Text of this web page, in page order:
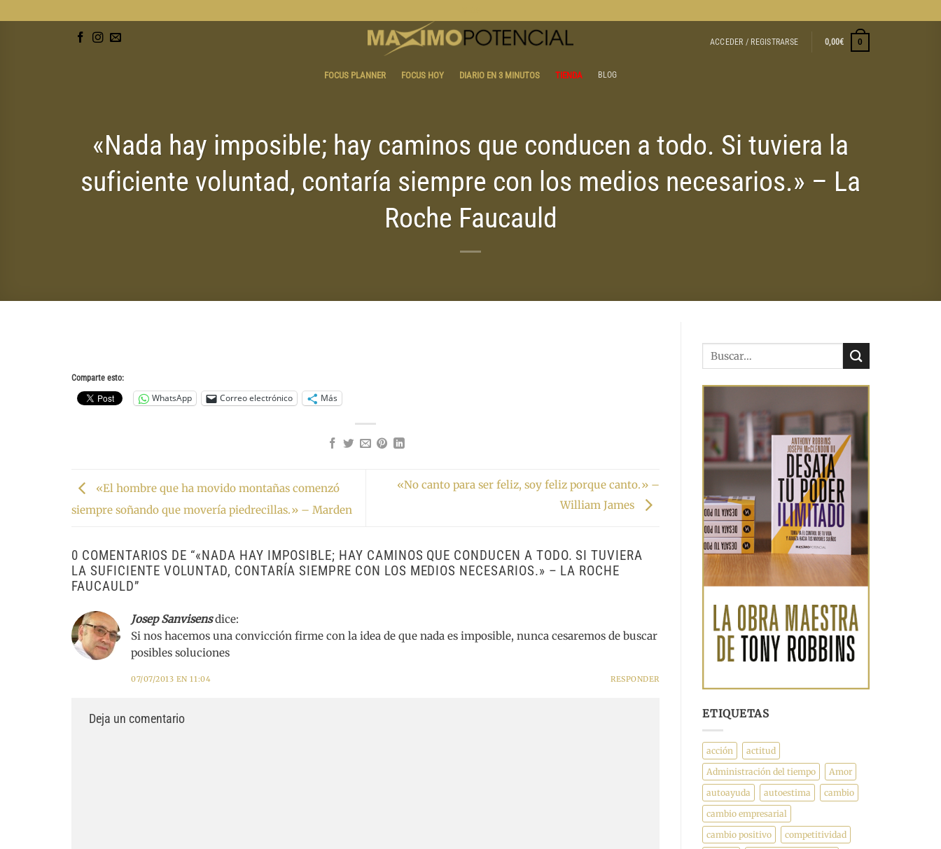
al
ACCEDER / REGISTRARSE 0,00€ 0
FOCUS PLANNER FOCUS HOY DIARIO EN 3 MINUTOS TIENDA BLOG
«Nada hay imposible; hay caminos que conducen a todo. Si tuviera la
suficiente voluntad, contaría siempre con los medios necesarios.» – La
Roche Faucauld
Comparte esto:
WhatsApp Correo electrónico Más
«El hombre que ha movido montañas comenzó
siempre soñando que movería piedrecillas.» – Marden
«No canto para ser feliz, soy feliz porque canto.» –
William James
0 COMENTARIOS DE “«NADA HAY IMPOSIBLE; HAY CAMINOS QUE CONDUCEN A TODO. SI TUVIERA
LA SUFICIENTE VOLUNTAD, CONTARÍA SIEMPRE CON LOS MEDIOS NECESARIOS.» – LA ROCHE
FAUCAULD”
Josep Sanvisens dice:
Si nos hacemos una convicción firme con la idea de que nada es imposible, nunca cesaremos de buscar
posibles soluciones
07/07/2013 EN 11:04 RESPONDER
Deja un comentario ETIQUETAS
acción
actitud
Administración del tiempo
Amor
autoayuda
autoestima
cambio
cambio empresarial
cambio positivo
competitividad